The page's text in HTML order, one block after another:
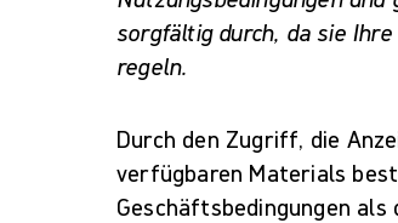
sorgfältig durch, da sie
regeln.
Durch den Zugriff, die
verfügbaren Materials
Geschäftsbedingungen